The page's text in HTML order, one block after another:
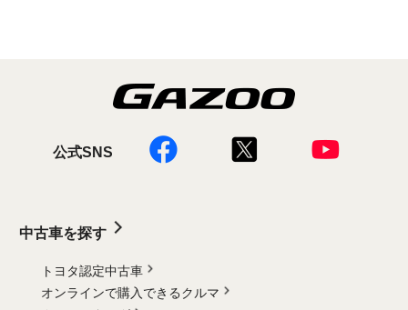
公式SNS
中古車を探す
トヨタ認定中古車
オンラインで購入できるクルマ